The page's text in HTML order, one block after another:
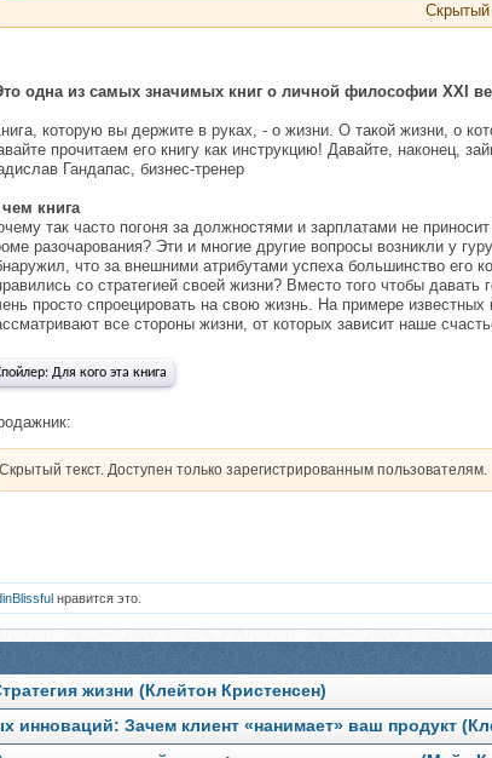
Скрытый
одна из самых значимых книг о личной философии XXI
которую вы держите в руках, - о жизни. О такой жизни, о
прочитаем его книгу как инструкцию! Давайте, наконец,
Гандапас, бизнес-тренер
книга
так часто погоня за должностями и зарплатами не
разочарования? Эти и многие другие вопросы возникли у
что за внешними атрибутами успеха большинство его
со стратегией своей жизни? Вместо того чтобы
просто спроецировать на свою жизнь. На примере
все стороны жизни, от которых зависит наше
Для кого эта книга
Скрытый текст. Доступен только зарегистрированным пользователям.
нравится это.
жизни (Клейтон Кристенсен)
инноваций: Зачем клиент «нанимает» ваш продукт